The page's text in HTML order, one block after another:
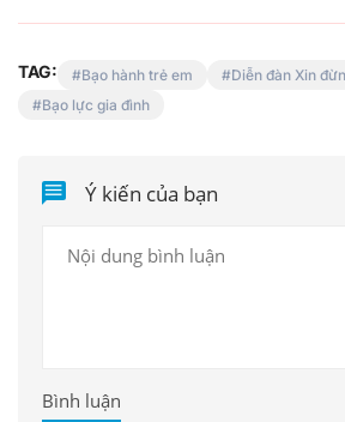
TAG: Bạo hành trẻ em
Diễn đàn Xin
Bạo lực gia đình
Ý kiến của bạn
Bình luận